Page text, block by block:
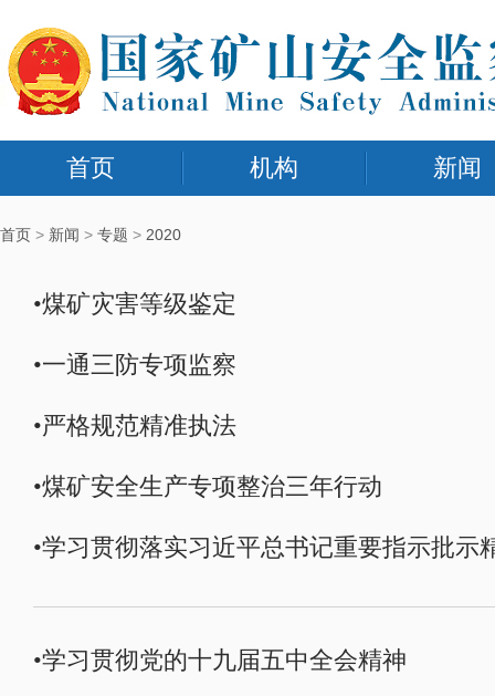
首页 机构 新闻
首页 > 新闻 > 专题 > 2020
•煤矿灾害等级鉴定
•一通三防专项监察
•严格规范精准执法
•煤矿安全生产专项整治三年行动
•学习贯彻落实习近平总书记重要指示批示
•学习贯彻党的十九届五中全会精神